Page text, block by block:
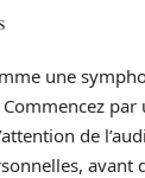
une
de
avant